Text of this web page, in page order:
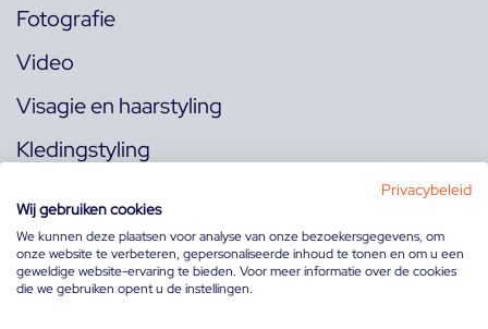
Fotografie
Video
Visagie en haarstyling
Kledingstyling
Volg ons op:
Privacybeleid
Wij gebruiken cookies
We kunnen deze plaatsen voor analyse van onze bezoekersgegevens, om
onze website te verbeteren, gepersonaliseerde inhoud te tonen en om u een
geweldige website-ervaring te bieden. Voor meer informatie over de cookies
die we gebruiken opent u de instellingen.